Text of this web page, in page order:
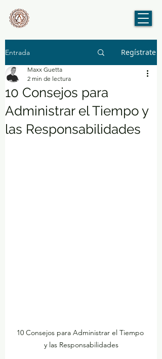
Entrada Regístrate
10 Consejos para
Administrar el Tiempo y
las Responsabilidades
Maxx Guetta
2 min de lectura
10 Consejos para Administrar el Tiempo
y las Responsabilidades